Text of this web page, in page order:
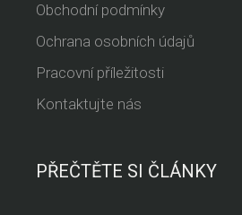
Obchodní podmínky
Ochrana osobních údajů
Pracovní příležitosti
Kontaktujte nás
PŘEČTĚTE SI ČLÁNKY